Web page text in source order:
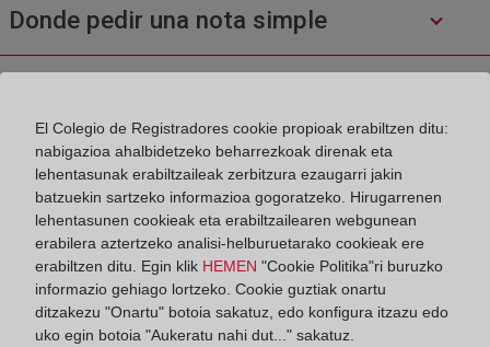
Donde pedir una nota simple
o una certificación?
¿Cómo se inscribe una cancelación de
hipoteca?
El Colegio de Registradores cookie propioak erabiltzen ditu:
nabigazioa ahalbidetzeko beharrezkoak direnak eta
lehentasunak erabiltzaileak zerbitzura ezaugarri jakin
batzuekin sartzeko informazioa gogoratzeko. Hirugarrenen
lehentasunen cookieak eta erabiltzailearen webgunean
erabilera aztertzeko analisi-helburuetarako cookieak ere
erabiltzen ditu. Egin klik HEMEN "Cookie Politika"ri buruzko
informazio gehiago lortzeko. Cookie guztiak onartu
ditzakezu "Onartu" botoia sakatuz, edo konfigura itzazu edo
uko egin botoia "Aukeratu nahi dut..." sakatuz.